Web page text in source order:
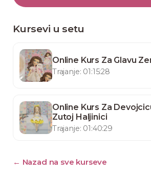
Kursevi u setu
Online Kurs Za Glavu
Trajanje: 01:15:28
Online Kurs Za
Zutoj Haljinici
Trajanje: 01:40:29
← Nazad na sve kurseve